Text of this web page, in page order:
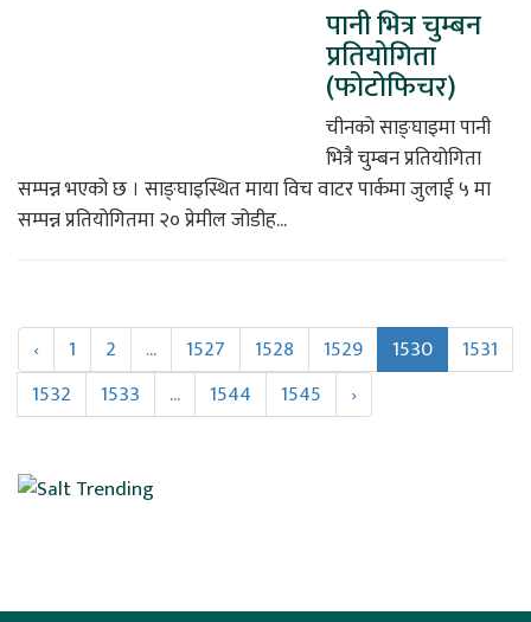
पानी भित्र चुम्बन
प्रतियोगिता
(फोटोफिचर)
चीनको साङ्घाइमा पानी
भित्रै चुम्बन प्रतियोगिता
सम्पन्न भएको छ । साङ्घाइस्थित माया विच वाटर पार्कमा जुलाई ५ मा
सम्पन्न प्रतियोगितमा २० प्रेमील जोडीह...
‹ 1 2 ... 1527 1528 1529 1530
1531
1532
1533 ... 1544 1545 ›